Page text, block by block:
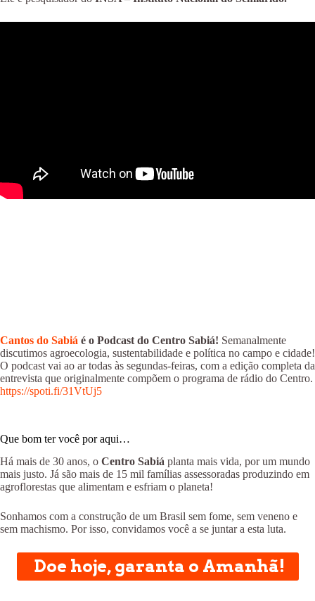
Cantos do Sabiá é o Podcast do Centro Sabiá! Semanalmente
discutimos agroecologia, sustentabilidade e política no campo e cidade!
O podcast vai ao ar todas às segundas-feiras, com a edição completa da
entrevista que originalmente compõem o programa de rádio do Centro.
https://spoti.fi/31VtUj5
Que bom ter você por aqui…
Há mais de 30 anos, o Centro Sabiá planta mais vida, por um mundo
mais justo. Já são mais de 15 mil famílias assessoradas produzindo em
agroflorestas que alimentam e esfriam o planeta!
Sonhamos com a construção de um Brasil sem fome, sem veneno e
sem machismo. Por isso, convidamos você a se juntar a esta luta.
Doe hoje, garanta o Amanhã!